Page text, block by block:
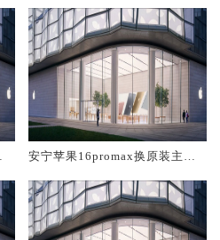
安宁苹果16promax换原装主板